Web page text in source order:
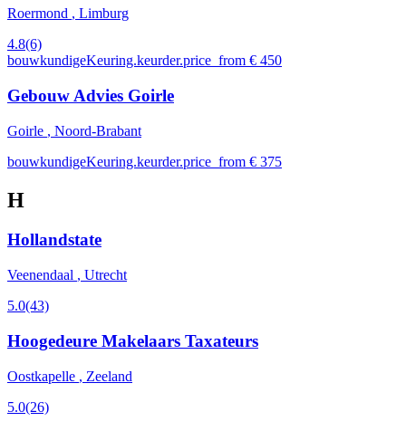
Roermond , Limburg
4.8(6)
bouwkundigeKeuring.keurder.price_from € 450
Gebouw Advies Goirle
Goirle , Noord-Brabant
bouwkundigeKeuring.keurder.price_from € 375
H
Hollandstate
Veenendaal , Utrecht
5.0(43)
Hoogedeure Makelaars Taxateurs
Oostkapelle , Zeeland
5.0(26)